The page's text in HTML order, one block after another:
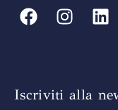
Iscriviti alla